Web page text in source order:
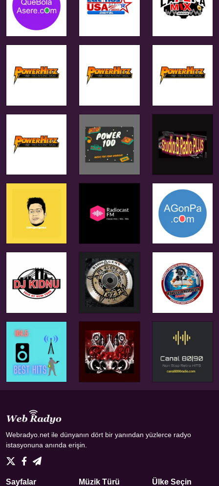
Webradyo.net ile dünyanın dört bir yanından yüzlerce radyo
istasyonuna anında erişin.
Sayfalar Müzik Türü Ülke Seçin